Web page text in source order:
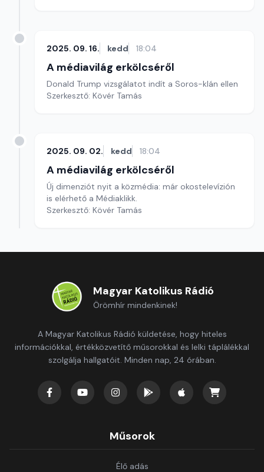
2025. 09. 16. kedd 18:04
A médiavilág erkölcséről
Donald Trump vizsgálatot indít a Soros-klán ellen
Szerkesztő: Kövér Tamás
2025. 09. 02. kedd 18:04
A médiavilág erkölcséről
Új dimenziót nyit a közmédia: már okostelevízión
is elérhető a Médiaklikk.
Szerkesztő: Kövér Tamás
Magyar Katolikus Rádió
Örömhír mindenkinek!
A Magyar Katolikus Rádió küldetése, hogy hiteles
információkkal, értékközvetítő műsorokkal és lelki táplálékkal
szolgálja hallgatóit. Minden nap, 24 órában.
Műsorok
Élő adás